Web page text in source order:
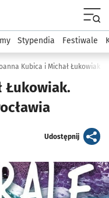
Kultura
Stypendia Festiwale
Kubica i Michał Łukowiak.
Łukowiak.
Udostępnijartykuł